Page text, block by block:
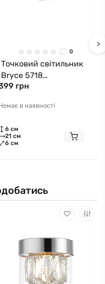
0
Точковий світильник
Bryce 5718
Nowodvorski
грн
в наявності
6 см
21 см
6 см
>